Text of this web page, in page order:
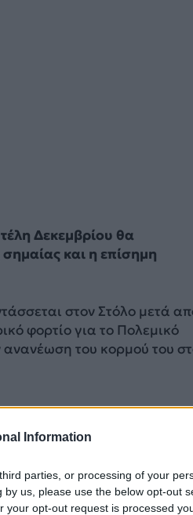
Information
parties, or processing of your
us, please use the below opt-out
your opt-out request is processed
Δεκεμβρίου θα
και η επίσημη
στον Στόλο μετά
φορτίο για το Πολεμικό
ανανέωση του κορμού του
, συμμετέχοντας στις πρώτες
φτάνει και το υπόλοιπο
εκπαίδευση και να λάβει